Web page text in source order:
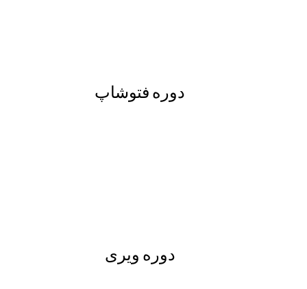
دوره فتوشاپ
دوره ویری